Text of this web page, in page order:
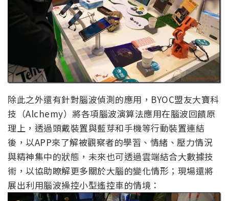
除此之外還有針對腦波偵測的應用，BYOC盟友大寶科
技（Alchemy）將各項腦波演算法應用在腦波回饋原
理上，透過頭戴裝置與藍芽和手機等行動裝置連結
後，以APP來了解被觀察者的學習、情緒、壓力情況
與精神集中的狀態，未來也可透過雲端結合大數據技
術，以協助瞭解更多關於大腦的變化情形；現場還將
展出利用腦波操控小型遙控車的情境：